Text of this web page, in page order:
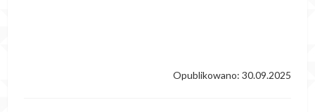
Opublikowano: 30.09.2025